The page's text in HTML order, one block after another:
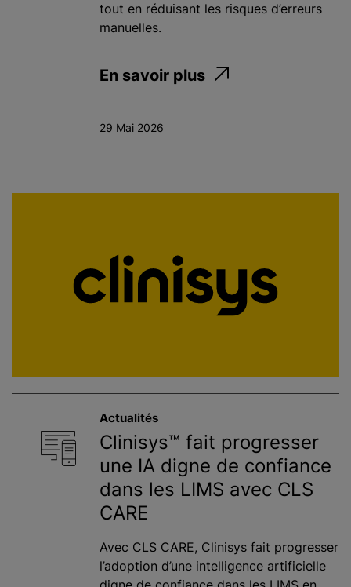
tout en réduisant les risques d’erreurs
manuelles.
En savoir plus
29 Mai 2026
Actualités
Clinisys™ fait progresser
une IA digne de confiance
dans les LIMS avec CLS
CARE
Avec CLS CARE, Clinisys fait progresser
l’adoption d’une intelligence artificielle